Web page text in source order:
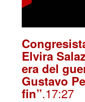
Elvira
era del
Gustavo
fin”.17:27